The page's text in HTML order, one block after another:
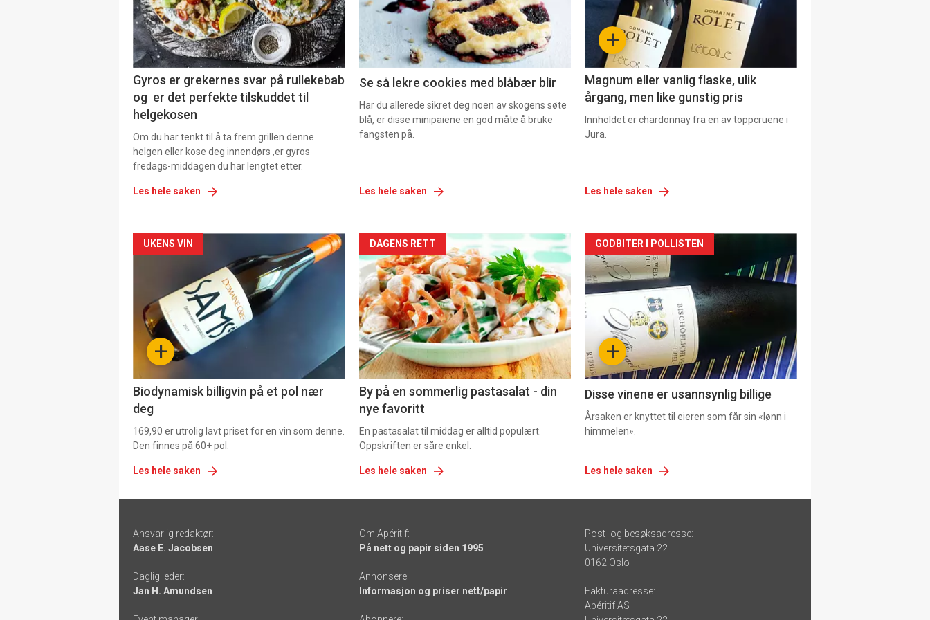
Gyros er grekernes svar på rullekebab
og er det perfekte tilskuddet til
helgekosen
Om du har tenkt til å ta frem grillen denne
helgen eller kose deg innendørs ,er gyros
fredags-middagen du har lengtet etter.
Les hele saken
2
Se så lekre cookies med blåbær blir
Har du allerede sikret deg noen av skogens søte
blå, er disse minipaiene en god måte å bruke
fangsten på.
Les hele saken
+
Magnum eller vanlig flaske, ulik
årgang, men like gunstig pris
Innholdet er chardonnay fra en av toppcruene i
Jura.
Les hele saken
Forsiden
akkurat
nå
-
+
UKENS VIN
Biodynamisk billigvin på et pol nær
deg
169,90 er utrolig lavt priset for en vin som denne.
Den finnes på 60+ pol.
Les hele saken
Forsiden
akkurat
nå
-
5
DAGENS RETT
By på en sommerlig pastasalat - din
nye favoritt
En pastasalat til middag er alltid populært.
Oppskriften er såre enkel.
Les hele saken
Forsiden
akkurat
nå
6 +
GODBITER I POLLISTEN
Disse vinene er usannsynlig billige
Årsaken er knyttet til eieren som får sin «lønn i
himmelen».
Les hele saken
-
links
Ansvarlig redaktør:
Aase E. Jacobsen
Daglig leder:
Jan H. Amundsen
Om Apéritif:
På nett og papir siden 1995
Annonsere:
Informasjon og priser nett/papir
Post- og besøksadresse:
Universitetsgata 22
0162 Oslo
Fakturaadresse:
Apéritif AS